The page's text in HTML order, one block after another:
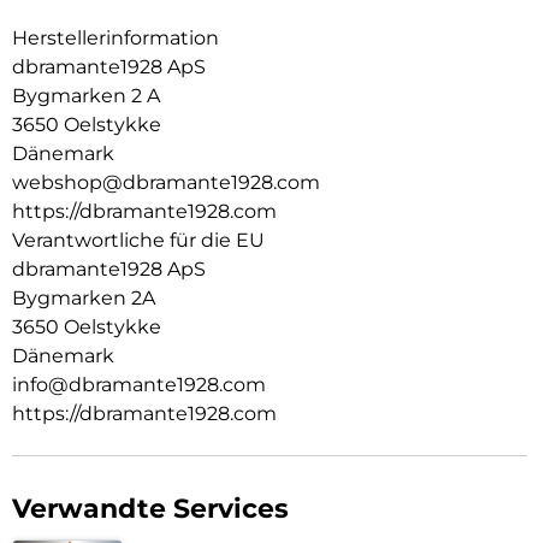
Herstellerinformation
dbramante1928 ApS
Bygmarken 2 A
3650 Oelstykke
Dänemark
webshop@dbramante1928.com
https://dbramante1928.com
Verantwortliche für die EU
dbramante1928 ApS
Bygmarken 2A
3650 Oelstykke
Dänemark
info@dbramante1928.com
https://dbramante1928.com
Verwandte Services